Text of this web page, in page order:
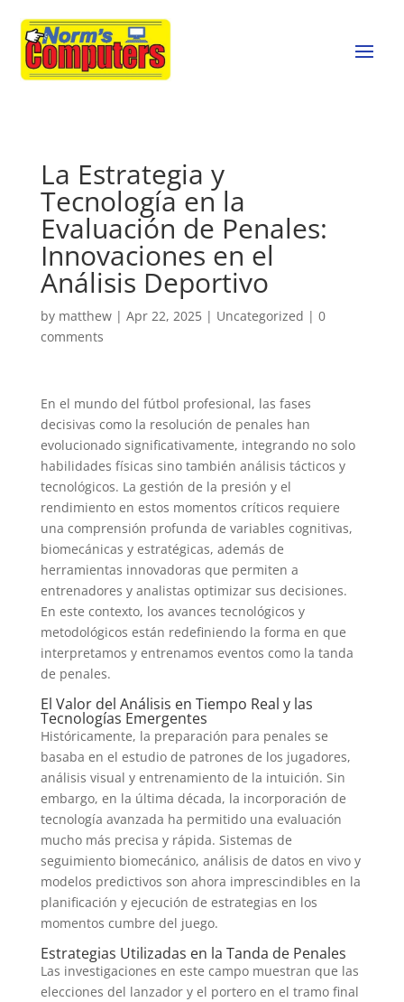
La Estrategia y
Tecnología en la
Evaluación de Penales:
Innovaciones en el
Análisis Deportivo
by matthew| Apr 22, 2025| Uncategorized | 0
comments
En el mundo del fútbol profesional, las fases
decisivas como la resolución de penales han
evolucionado significativamente, integrando no solo
habilidades físicas sino también análisis tácticos y
tecnológicos. La gestión de la presión y el
rendimiento en estos momentos críticos requiere
una comprensión profunda de variables cognitivas,
biomecánicas y estratégicas, además de
herramientas innovadoras que permiten a
entrenadores y analistas optimizar sus decisiones.
En este contexto, los avances tecnológicos y
metodológicos están redefiniendo la forma en que
interpretamos y entrenamos eventos como la tanda
de penales.
El Valor del Análisis en Tiempo Real y las
Tecnologías Emergentes
Históricamente, la preparación para penales se
basaba en el estudio de patrones de los jugadores,
análisis visual y entrenamiento de la intuición. Sin
embargo, en la última década, la incorporación de
tecnología avanzada ha permitido una evaluación
mucho más precisa y rápida. Sistemas de
seguimiento biomecánico, análisis de datos en vivo y
modelos predictivos son ahora imprescindibles en la
planificación y ejecución de estrategias en los
momentos cumbre del juego.
Estrategias Utilizadas en la Tanda de Penales
Las investigaciones en este campo muestran que las
elecciones del lanzador y el portero en el tramo final